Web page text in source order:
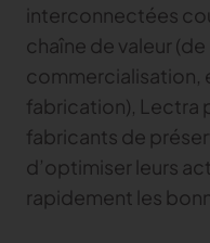
interconnectées
chaîne de valeur
commercialisation,
fabrication), Lectra
fabricants de
d’optimiser leurs
rapidement les